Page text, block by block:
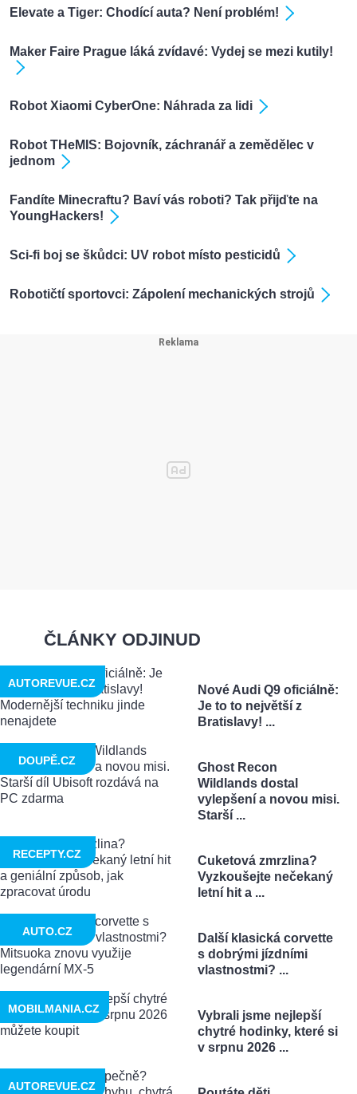
Elevate a Tiger: Chodící auta? Není problém!
Maker Faire Prague láká zvídavé: Vydej se mezi kutily!
Robot Xiaomi CyberOne: Náhrada za lidi
Robot THeMIS: Bojovník, záchranář a zemědělec v
jednom
Fandíte Minecraftu? Baví vás roboti? Tak přijďte na
YoungHackers!
Sci-fi boj se škůdci: UV robot místo pesticidů
Robotičtí sportovci: Zápolení mechanických strojů
ČLÁNKY ODJINUD
Nové Audi Q9 oficiálně:
Je to to největší z
Bratislavy! ...
AUTOREVUE.CZ
Ghost Recon
Wildlands dostal
vylepšení a novou misi.
Starší ...
DOUPĚ.CZ
Cuketová zmrzlina?
Vyzkoušejte nečekaný
letní hit a ...
RECEPTY.CZ
Další klasická corvette
s dobrými jízdními
vlastnostmi? ...
AUTO.CZ
Vybrali jsme nejlepší
chytré hodinky, které si
v srpnu 2026 ...
MOBILMANIA.CZ
AUTOREVUE.CZ